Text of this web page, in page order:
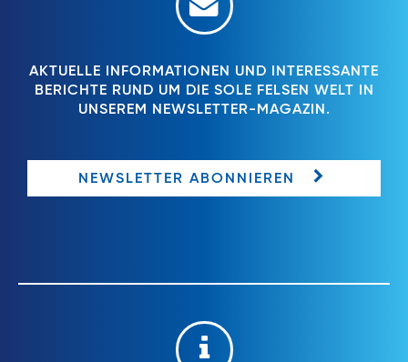
AKTUELLE INFORMATIONEN UND INTERESSANTE
BERICHTE RUND UM DIE SOLE FELSEN WELT IN
UNSEREM NEWSLETTER-MAGAZIN.
NEWSLETTER ABONNIEREN